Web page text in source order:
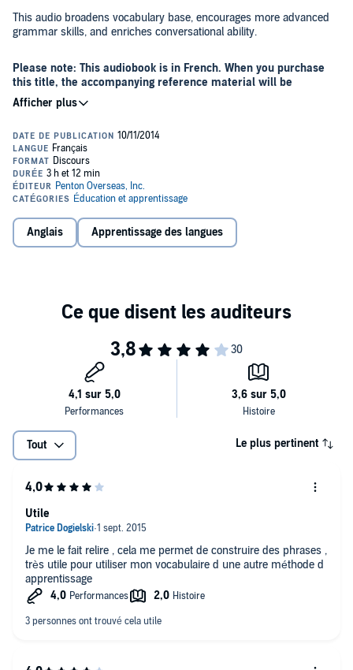
This audio broadens vocabulary base, encourages more advanced
grammar skills, and enriches conversational ability.
Please note: This audiobook is in French. When you purchase
this title, the accompanying reference material will be
available in your My Library section along with the audio.
Anglais Apprentissage des langues
Tout Le plus pertinent
Je me le fait relire , cela me permet de construire des phrases ,
très utile pour utiliser mon vocabulaire d une autre méthode d
apprentissage
Utile